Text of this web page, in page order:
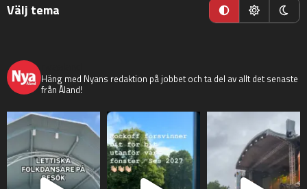
Välj tema
Häng med Nyans redaktion på jobbet och ta del av allt det senaste
från Åland!